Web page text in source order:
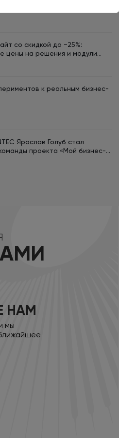
со скидкой до −25%:
цены на решения и модули
к реальным бизнес-
Ярослав Голуб стал
проекта «Мой бизнес-
НАМ
мы